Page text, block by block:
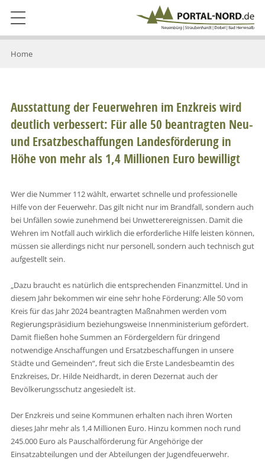
Home
Ausstattung der Feuerwehren im Enzkreis wird
deutlich verbessert: Für alle 50 beantragten Neu-
und Ersatzbeschaffungen Landesförderung in
Höhe von mehr als 1,4 Millionen Euro bewilligt
Wer die Nummer 112 wählt, erwartet schnelle und professionelle
Hilfe von der Feuerwehr. Das gilt nicht nur im Brandfall, sondern auch
bei Unfällen sowie zunehmend bei Unwetterereignissen. Damit die
Wehren im Notfall auch wirklich die erforderliche Hilfe leisten können,
müssen sie allerdings nicht nur personell, sondern auch technisch gut
aufgestellt sein.
„Dazu braucht es natürlich die entsprechenden Finanzmittel. Und in
diesem Jahr bekommen wir eine sehr hohe Förderung: Alle 50 vom
Kreis für das Jahr 2024 beantragten Maßnahmen werden vom
Regierungspräsidium beziehungsweise Innenministerium gefördert.
Damit fließen hohe Summen an Fördergeldern für dringend
notwendige Anschaffungen und Ersatzbeschaffungen in unsere
Städte und Gemeinden“, freut sich die Erste Landesbeamtin des
Enzkreises, Dr. Hilde Neidhardt, in deren Dezernat auch der
Bevölkerungsschutz angesiedelt ist.
Der Enzkreis und seine Kommunen erhalten nach ihren Worten
dieses Jahr mehr als 1,4 Millionen Euro. Hinzu kommen noch rund
245.000 Euro als Pauschalförderung für Angehörige der
Einsatzabteilungen und der Abteilungen der Jugendfeuerwehr.